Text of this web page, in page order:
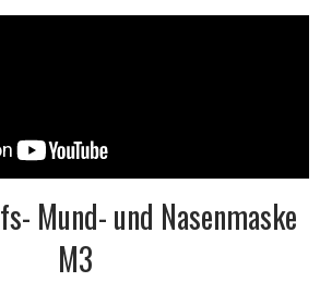
Mund- und Nasenmaske
M3